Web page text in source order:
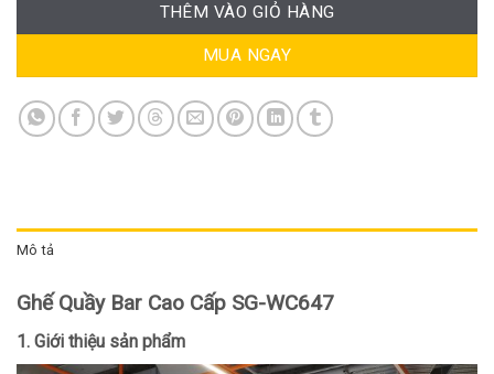
THÊM VÀO GIỎ HÀNG
MUA NGAY
Mô tả
Ghế Quầy Bar Cao Cấp SG-WC647
1. Giới thiệu sản phẩm